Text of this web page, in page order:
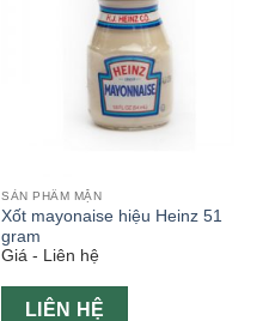
SẢN PHẨM MẶN
Xốt mayonaise hiệu Heinz 51
gram
Giá - Liên hệ
LIÊN HỆ